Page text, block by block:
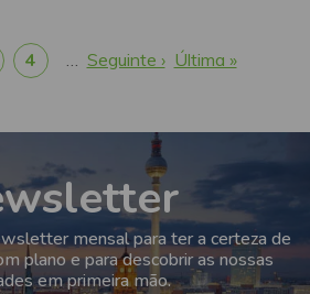
Página
4 … Próxima
Seguinte › Última
Última »
mensal para ter a certeza de
plano e para descobrir as nossas
em primeira mão.